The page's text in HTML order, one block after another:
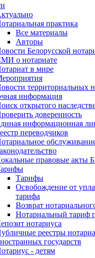
практика
Все материалы
Авторы
Белорусской
о нотариате
в мире
территориальных
информация
открытого
доверенность
информационная
переводчиков
правовые акты
Тарифы
Освобождение от
тарифа
Возврат
Нотариальный тариф
нотариуса
реестры
государств
- детям